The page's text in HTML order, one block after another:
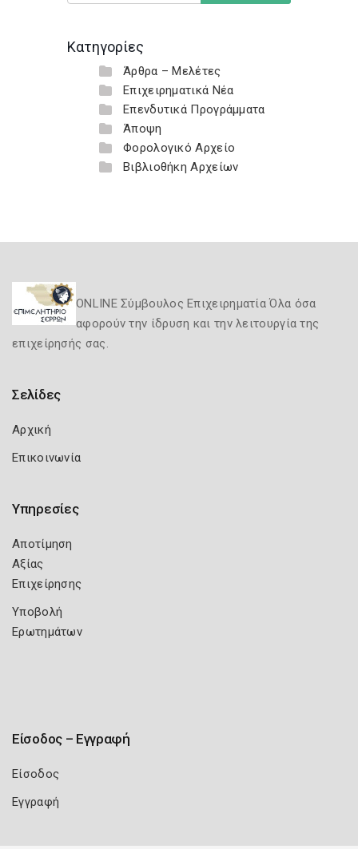
Κατηγορίες
Άρθρα – Μελέτες
Επιχειρηματικά Νέα
Επενδυτικά Προγράμματα
Άποψη
Φορολογικό Αρχείο
Βιβλιοθήκη Αρχείων
ONLINE Σύμβουλος Επιχειρηματία Όλα όσα
αφορούν την ίδρυση και την λειτουργία της
επιχείρησής σας.
Σελίδες
Αρχική
Επικοινωνία
Υπηρεσίες
Αποτίμηση
Αξίας
Επιχείρησης
Υποβολή
Ερωτημάτων
Είσοδος – Εγγραφή
Είσοδος
Εγγραφή